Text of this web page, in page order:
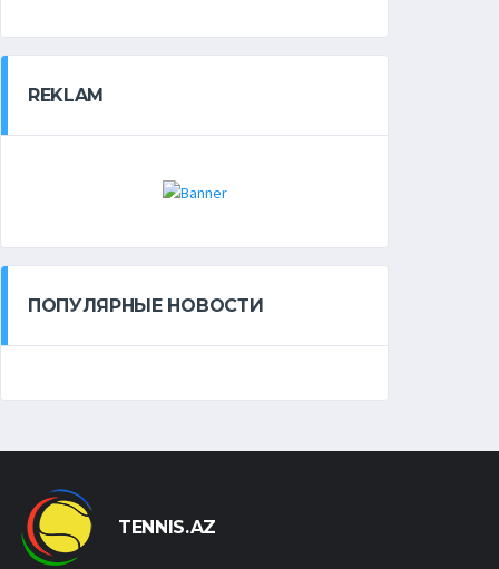
REKLAM
ПОПУЛЯРНЫЕ НОВОСТИ
TENNIS.AZ